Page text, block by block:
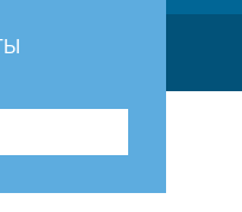
агентством: